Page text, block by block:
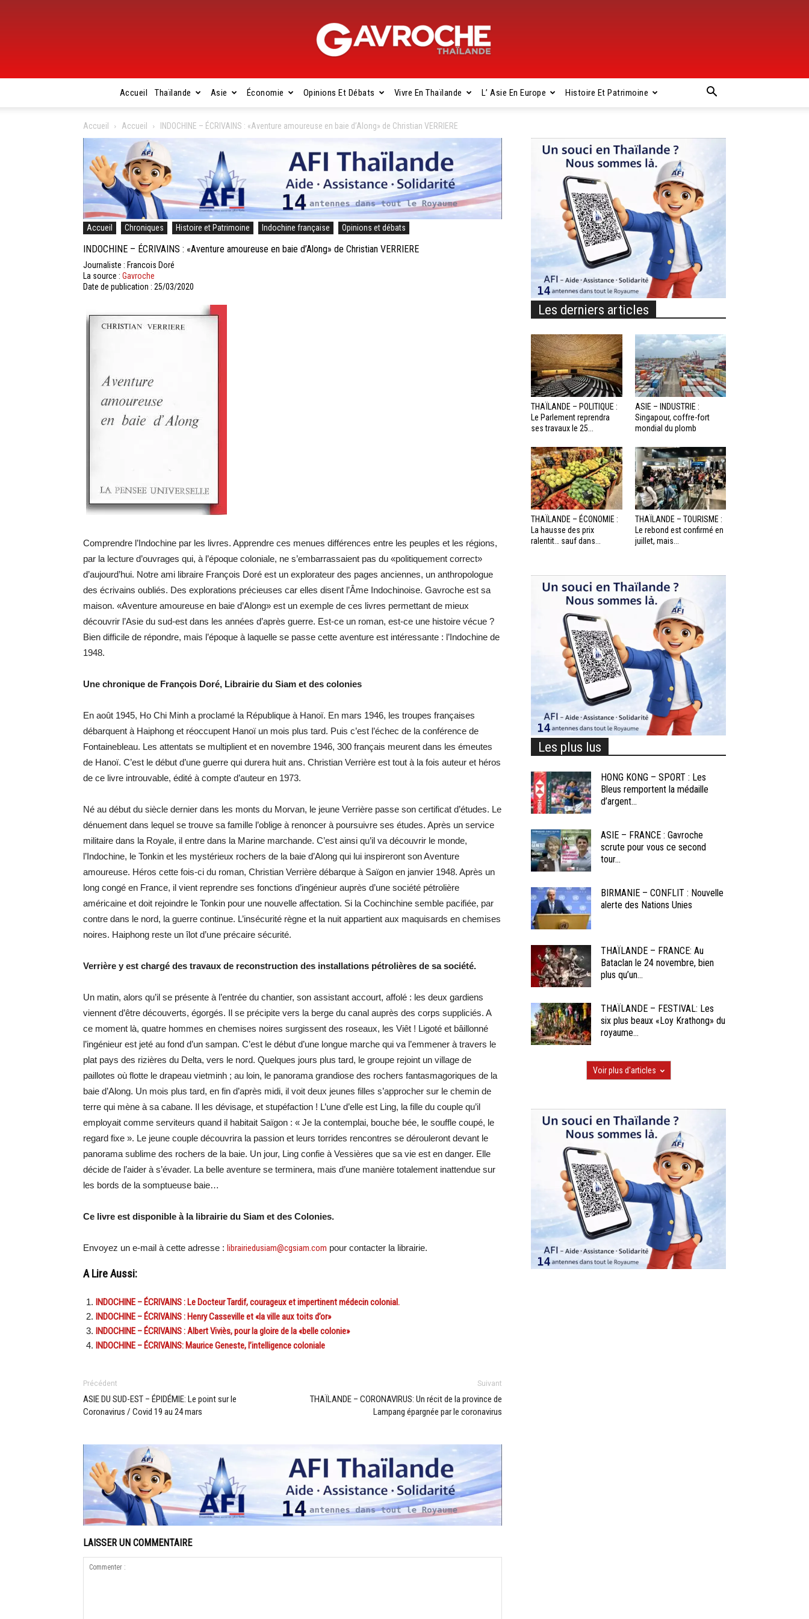
Gavroche
Thaïlande
Accueil Thaïlande Asie Économie Opinions Et Débats Vivre En Thaïlande L’ Asie En Europe Histoire Et Patrimoine
Accueil Accueil INDOCHINE – ÉCRIVAINS : «Aventure amoureuse en baie d’Along» de Christian VERRIERE
Accueil Chroniques Histoire et Patrimoine Indochine française Opinions et débats
INDOCHINE – ÉCRIVAINS : «Aventure amoureuse en baie d’Along» de Christian VERRIERE
Journaliste : Francois Doré
La source : Gavroche
Date de publication : 25/03/2020
Comprendre l’Indochine par les livres. Apprendre ces menues différences entre les peuples et les régions,
par la lecture d’ouvrages qui, à l’époque coloniale, ne s’embarrassaient pas du «politiquement correct»
d’aujourd’hui. Notre ami libraire François Doré est un explorateur des pages anciennes, un anthropologue
des écrivains oubliés. Des explorations précieuses car elles disent l’Âme Indochinoise. Gavroche est sa
maison. «Aventure amoureuse en baie d’Along» est un exemple de ces livres permettant de mieux
découvrir l’Asie du sud-est dans les années d’après guerre. Est-ce un roman, est-ce une histoire vécue ?
Bien difficile de répondre, mais l’époque à laquelle se passe cette aventure est intéressante : l’Indochine de
1948.
Une chronique de François Doré, Librairie du Siam et des colonies
En août 1945, Ho Chi Minh a proclamé la République à Hanoï. En mars 1946, les troupes françaises
débarquent à Haiphong et réoccupent Hanoï un mois plus tard. Puis c’est l’échec de la conférence de
Fontainebleau. Les attentats se multiplient et en novembre 1946, 300 français meurent dans les émeutes
de Hanoï. C’est le début d’une guerre qui durera huit ans. Christian Verrière est tout à la fois auteur et héros
de ce livre introuvable, édité à compte d’auteur en 1973.
Né au début du siècle dernier dans les monts du Morvan, le jeune Verrière passe son certificat d’études. Le
dénuement dans lequel se trouve sa famille l’oblige à renoncer à poursuivre ses études. Après un service
militaire dans la Royale, il entre dans la Marine marchande. C’est ainsi qu’il va découvrir le monde,
l’Indochine, le Tonkin et les mystérieux rochers de la baie d’Along qui lui inspireront son Aventure
amoureuse. Héros cette fois-ci du roman, Christian Verrière débarque à Saïgon en janvier 1948. Après un
long congé en France, il vient reprendre ses fonctions d’ingénieur auprès d’une société pétrolière
américaine et doit rejoindre le Tonkin pour une nouvelle affectation. Si la Cochinchine semble pacifiée, par
contre dans le nord, la guerre continue. L’insécurité règne et la nuit appartient aux maquisards en chemises
noires. Haiphong reste un îlot d’une précaire sécurité.
Verrière y est chargé des travaux de reconstruction des installations pétrolières de sa société.
Un matin, alors qu’il se présente à l’entrée du chantier, son assistant accourt, affolé : les deux gardiens
viennent d’être découverts, égorgés. Il se précipite vers la berge du canal auprès des corps suppliciés. A
ce moment là, quatre hommes en chemises noires surgissent des roseaux, les Viêt ! Ligoté et bâillonné
l’ingénieur est jeté au fond d’un sampan. C’est le début d’une longue marche qui va l’emmener à travers le
plat pays des rizières du Delta, vers le nord. Quelques jours plus tard, le groupe rejoint un village de
paillotes où flotte le drapeau vietminh ; au loin, le panorama grandiose des rochers fantasmagoriques de la
baie d’Along. Un mois plus tard, en fin d’après midi, il voit deux jeunes filles s’approcher sur le chemin de
terre qui mène à sa cabane. Il les dévisage, et stupéfaction ! L’une d’elle est Ling, la fille du couple qu’il
employait comme serviteurs quand il habitait Saïgon : « Je la contemplai, bouche bée, le souffle coupé, le
regard fixe ». Le jeune couple découvrira la passion et leurs torrides rencontres se dérouleront devant le
panorama sublime des rochers de la baie. Un jour, Ling confie à Vessières que sa vie est en danger. Elle
décide de l’aider à s’évader. La belle aventure se terminera, mais d’une manière totalement inattendue sur
les bords de la somptueuse baie…
Ce livre est disponible à la librairie du Siam et des Colonies.
Envoyez un e-mail à cette adresse : librairiedusiam@cgsiam.com pour contacter la librairie.
A Lire Aussi:
INDOCHINE – ÉCRIVAINS : Le Docteur Tardif, courageux et impertinent médecin colonial.
INDOCHINE – ÉCRIVAINS : Henry Casseville et «la ville aux toits d’or»
INDOCHINE – ÉCRIVAINS : Albert Viviès, pour la gloire de la «belle colonie»
INDOCHINE – ÉCRIVAINS: Maurice Geneste, l’intelligence coloniale
Précédent
ASIE DU SUD-EST – ÉPIDÉMIE: Le point sur le
Coronavirus / Covid 19 au 24 mars
Suivant
THAÏLANDE – CORONAVIRUS: Un récit de la province de
Lampang épargnée par le coronavirus
LAISSER UN COMMENTAIRE
Les derniers articles
THAÏLANDE – POLITIQUE :
Le Parlement reprendra
ses travaux le 25...
ASIE – INDUSTRIE :
Singapour, coffre-fort
mondial du plomb
THAÏLANDE – ÉCONOMIE :
La hausse des prix
ralentit… sauf dans...
THAÏLANDE – TOURISME :
Le rebond est confirmé en
juillet, mais...
Les plus lus
HONG KONG – SPORT : Les
Bleus remportent la médaille
d’argent...
ASIE – FRANCE : Gavroche
scrute pour vous ce second
tour...
BIRMANIE – CONFLIT : Nouvelle
alerte des Nations Unies
THAÏLANDE – FRANCE: Au
Bataclan le 24 novembre, bien
plus qu’un...
THAÏLANDE – FESTIVAL: Les
six plus beaux «Loy Krathong» du
royaume...
Voir plus d'articles